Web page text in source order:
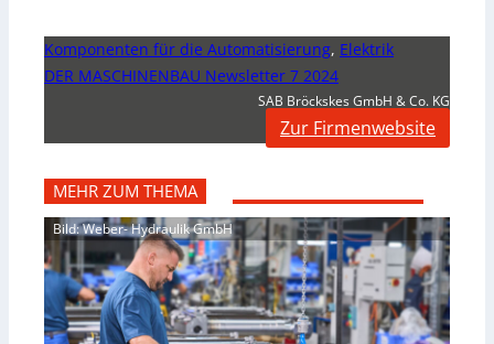
Komponenten für die Automatisierung, Elektrik
DER MASCHINENBAU Newsletter 7 2024
SAB Bröckskes GmbH & Co. KG
Zur Firmenwebsite
MEHR ZUM THEMA
Bild: Weber- Hydraulik GmbH